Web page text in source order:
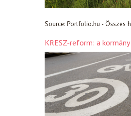
Source: Portfolio.hu - Összes
KRESZ-reform: a